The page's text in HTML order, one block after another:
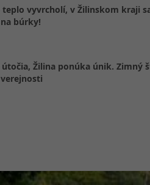
teplo vyvrcholí, v Žilinskom kraji
búrky!
útočia, Žilina ponúka únik. Zimný